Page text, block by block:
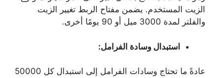
الزيت المستخدم. يضمن مفتاح الربط تغيير الزيت
والفلتر لمدة 3000 ميل أو 90 يومًا أخرى.
استبدال وسادة الفرامل:
عادةً ما تحتاج وسادات الفرامل إلى استبدال كل 50000